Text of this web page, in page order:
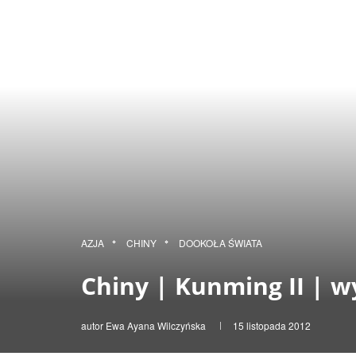
AZJA CHINY DOOKOŁA ŚWIATA
Chiny | Kunming II |
autor Ewa Ayana Wilczyńska 15 listopada 2012